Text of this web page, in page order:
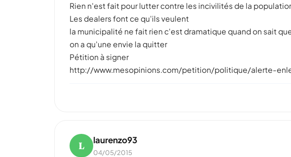
Rien n'est fait pour lutter contre les incivilités de la
Les dealers font ce qu'ils veulent
la municipalité ne fait rien c'est dramatique quand on sait
on a qu'une envie la quitter
Pétition à signer
http://www.mesopinions.com/petition/politique/alerte-
L laurenzo93
04/05/2015